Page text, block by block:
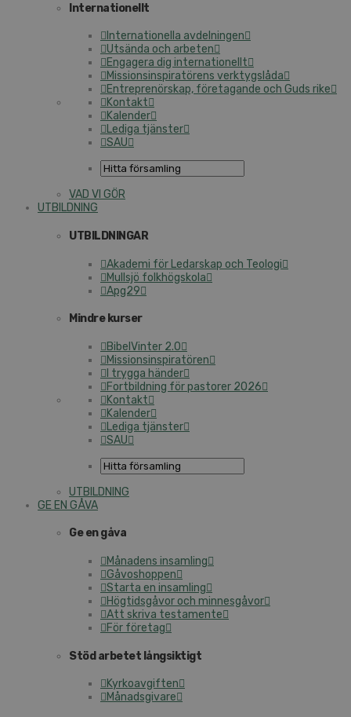
Internationellt
Internationella avdelningen
Utsända och arbeten
Engagera dig internationellt
Missionsinspiratörens verktygslåda
Entreprenörskap, företagande och Guds rike
Kontakt
Kalender
Lediga tjänster
SAU
VAD VI GÖR
UTBILDNING
UTBILDNINGAR
Akademi för Ledarskap och Teologi
Mullsjö folkhögskola
Apg29
Mindre kurser
BibelVinter 2.0
Missionsinspiratören
I trygga händer
Fortbildning för pastorer 2026
Kontakt
Kalender
Lediga tjänster
SAU
UTBILDNING
GE EN GÅVA
Ge en gåva
Månadens insamling
Gåvoshoppen
Starta en insamling
Högtidsgåvor och minnesgåvor
Att skriva testamente
För företag
Stöd arbetet långsiktigt
Kyrkoavgiften
Månadsgivare